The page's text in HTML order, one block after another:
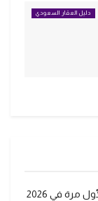
دليل العقار السعودي
مرة في 2026